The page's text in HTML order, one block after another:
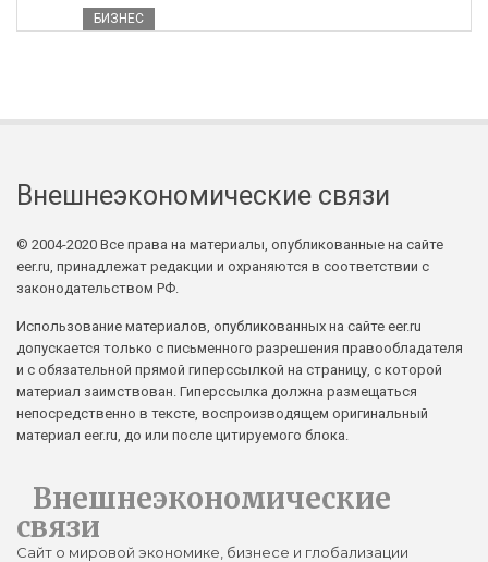
БИЗНЕС
Внешнеэкономические связи
© 2004-2020 Все права на материалы, опубликованные на сайте
eer.ru, принадлежат редакции и охраняются в соответствии с
законодательством РФ.
Использование материалов, опубликованных на сайте eer.ru
допускается только с письменного разрешения правообладателя
и с обязательной прямой гиперссылкой на страницу, с которой
материал заимствован. Гиперссылка должна размещаться
непосредственно в тексте, воспроизводящем оригинальный
материал eer.ru, до или после цитируемого блока.
Внешнеэкономические
связи
Сайт о мировой экономике, бизнесе и глобализации